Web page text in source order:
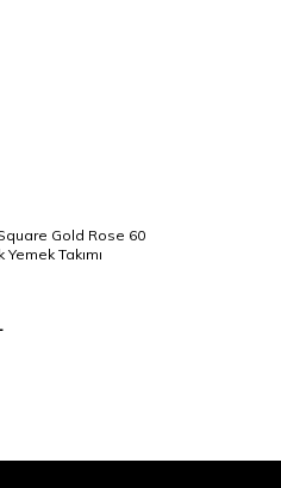
Gold Rose 60
Takımı